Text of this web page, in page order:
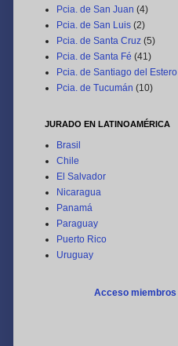
Pcia. de San Juan (4)
Pcia. de San Luis (2)
Pcia. de Santa Cruz (5)
Pcia. de Santa Fé (41)
Pcia. de Santiago del Estero
Pcia. de Tucumán (10)
JURADO EN LATINOAMÉRICA
Brasil
Chile
El Salvador
Nicaragua
Panamá
Paraguay
Puerto Rico
Uruguay
Acceso miembros